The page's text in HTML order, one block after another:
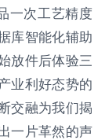
一次工艺精度
库智能化辅助
放件后体验三
业利好态势的
交融为我们揭
一片革然的声